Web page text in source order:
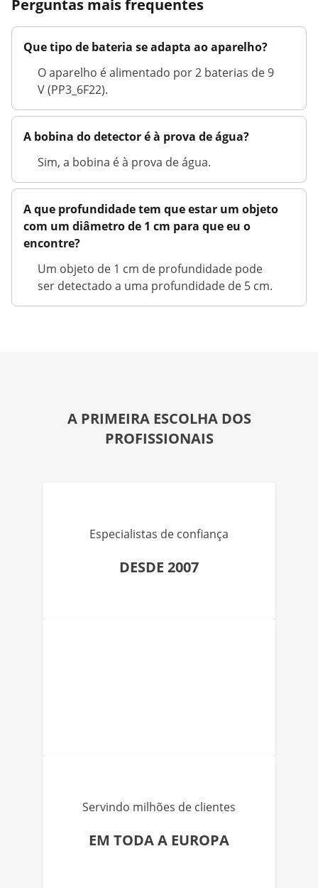
Perguntas mais frequentes
Que tipo de bateria se adapta ao aparelho?
O aparelho é alimentado por 2 baterias de 9
V (PP3_6F22).
A bobina do detector é à prova de água?
Sim, a bobina é à prova de água.
A que profundidade tem que estar um objeto
com um diâmetro de 1 cm para que eu o
encontre?
Um objeto de 1 cm de profundidade pode
ser detectado a uma profundidade de 5 cm.
A PRIMEIRA ESCOLHA DOS
PROFISSIONAIS
Especialistas de confiança
DESDE 2007
Servindo milhões de clientes
EM TODA A EUROPA